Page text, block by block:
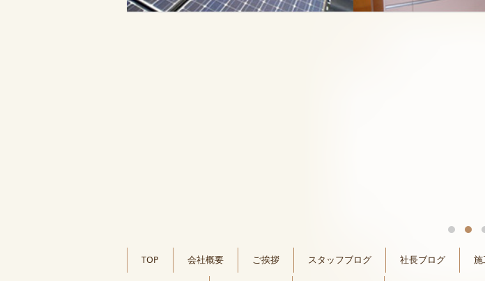
TOP 会社概要 ご挨拶 スタッフブログ 社長ブログ 施